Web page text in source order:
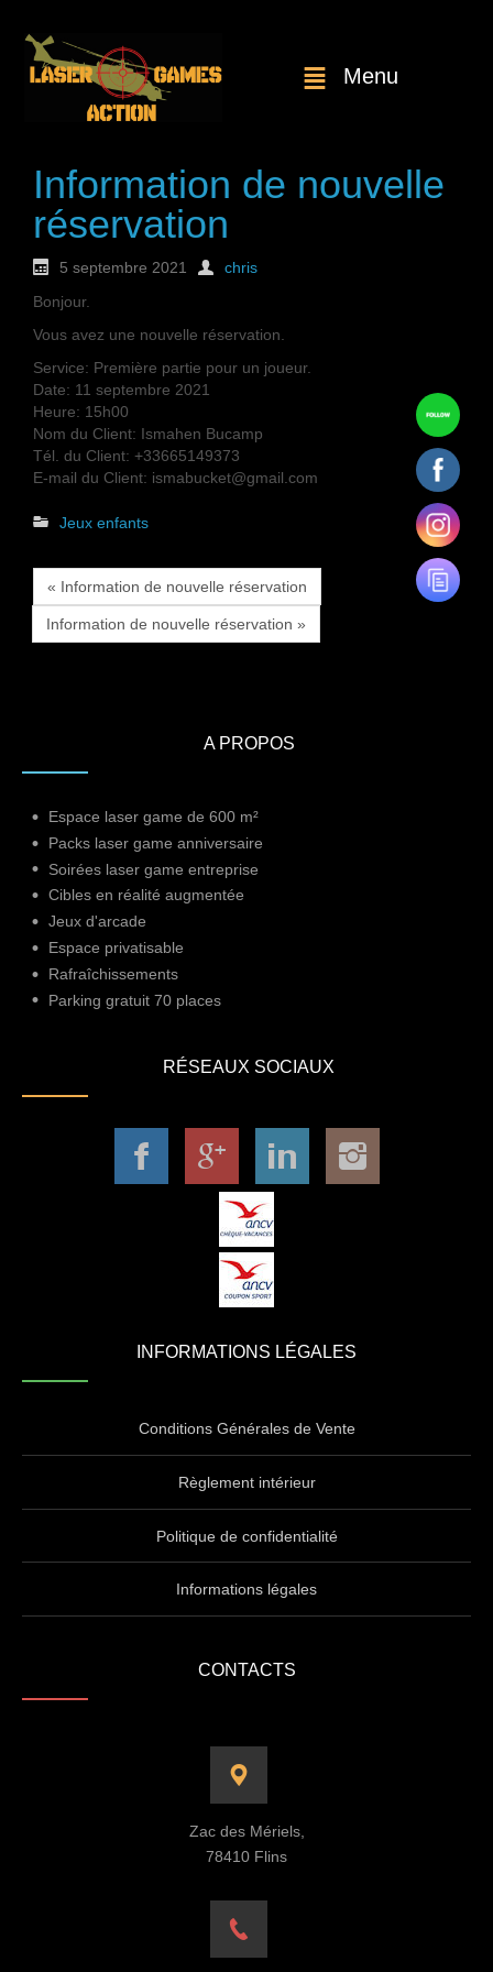
Menu
Information de nouvelle
réservation
5 septembre 2021
chris
Bonjour.
Vous avez une nouvelle réservation.
Service: Première partie pour un joueur.
Date: 11 septembre 2021
Heure: 15h00
Nom du Client: Ismahen Bucamp
Tél. du Client: +33665149373
E-mail du Client: ismabucket@gmail.com
Jeux enfants
« Information de nouvelle réservation
Information de nouvelle réservation »
A PROPOS
Espace laser game de 600 m²
Packs laser game anniversaire
Soirées laser game entreprise
Cibles en réalité augmentée
Jeux d'arcade
Espace privatisable
Rafraîchissements
Parking gratuit 70 places
RÉSEAUX SOCIAUX
INFORMATIONS LÉGALES
Conditions Générales de Vente
Règlement intérieur
Politique de confidentialité
Informations légales
CONTACTS
Zac des Mériels,
78410 Flins